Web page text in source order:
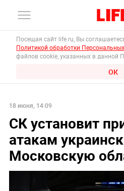
Посещая сайт life.ru, Вы
Политикой обработки
файлов cookie, указанных в данной
ОК
18 июня, 14:09
СК установит
атакам
Московскую